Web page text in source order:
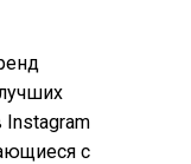
Instagram
с